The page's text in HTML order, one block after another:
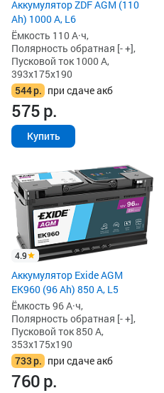
Аккумулятор ZDF AGM (110
Ah) 1000 А, L6
Ёмкость 110 А·ч,
Полярность обратная [- +],
Пусковой ток 1000 А,
393x175x190
544р. при сдаче акб
575р.
Купить
4.9
Аккумулятор Exide AGM
EK960 (96 Ah) 850 А, L5
Ёмкость 96 А·ч,
Полярность обратная [- +],
Пусковой ток 850 А,
353x175x190
733р. при сдаче акб
760р.